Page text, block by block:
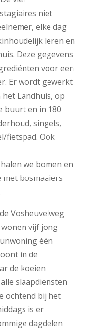
niet
elke dag
leren en
Deze gegevens
voor een
Er wordt gewerkt
Landhuis, op
buurt en in 180
singels,
fietspad. Ook
we bomen en
bosmaaiers
Vosheuvelweg
vijf jong
één
in de
de koeien
slaapdiensten
ochtend bij het
is er
dagdelen